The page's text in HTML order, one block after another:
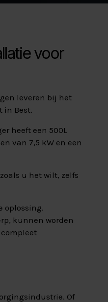
voor
leveren bij het
in Best.
heeft een 500L
van 7,5 kW en een
u het wilt, zelfs
oplossing.
kunnen worden
Of